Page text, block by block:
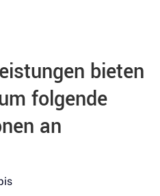
bieten
folgende
an